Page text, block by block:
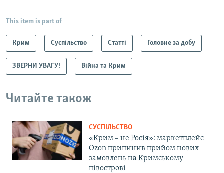
This item is part of
Крим Суспільство Статті Головне за добу
ЗВЕРНИ УВАГУ! Війна та Крим
Читайте також
СУСПІЛЬСТВО
«Крим – не Росія»: маркетплейс
Ozon припинив прийом нових
замовлень на Кримському
півострові